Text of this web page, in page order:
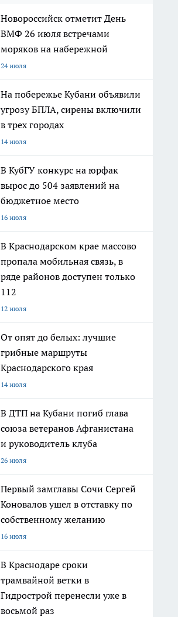
Новороссийск отметит День
ВМФ 26 июля встречами
моряков на набережной
24 июля
На побережье Кубани объявили
угрозу БПЛА, сирены включили
в трех городах
14 июля
В КубГУ конкурс на юрфак
вырос до 504 заявлений на
бюджетное место
16 июля
В Краснодарском крае массово
пропала мобильная связь, в
ряде районов доступен только
112
12 июля
От опят до белых: лучшие
грибные маршруты
Краснодарского края
14 июля
В ДТП на Кубани погиб глава
союза ветеранов Афганистана
и руководитель клуба
26 июля
Первый замглавы Сочи Сергей
Коновалов ушел в отставку по
собственному желанию
16 июля
В Краснодаре сроки
трамвайной ветки в
Гидрострой перенесли уже в
восьмой раз